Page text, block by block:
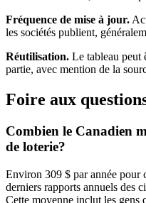
Fréquence de mise à jour.
les sociétés publient,
Réutilisation. Le tableau peut
partie, avec mention de la
Foire aux
Combien le Canadien
de loterie?
Environ 309 $ par année pour
derniers rapports annuels des
Cette moyenne inclut les gens